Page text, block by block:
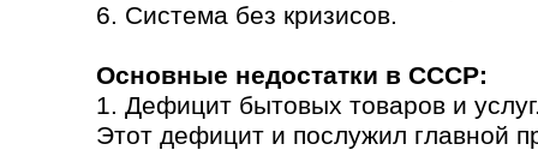
6. Система без кризисов.
Основные недостатки в СССР:
1. Дефицит бытовых товаров и
Этот дефицит и послужил главной